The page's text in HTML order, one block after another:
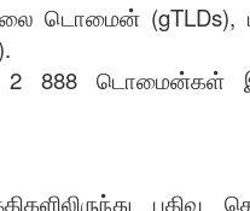
டொமைன் (gTLDs),
888 டொமைன்கள்